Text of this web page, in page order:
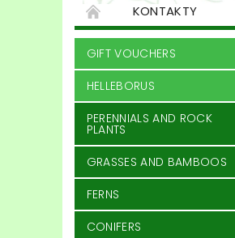
KONTAKTY
GIFT VOUCHERS
HELLEBORUS
PERENNIALS AND ROCK
PLANTS
GRASSES AND BAMBOOS
FERNS
CONIFERS